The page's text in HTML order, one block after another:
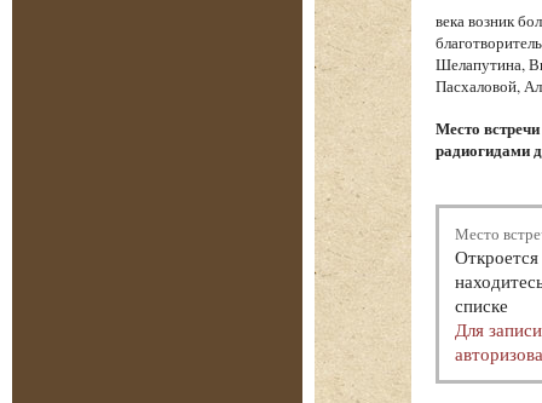
века возник
Шелапутина,
Пасхаловой,
Место
радиогидами
Место
списке
Для